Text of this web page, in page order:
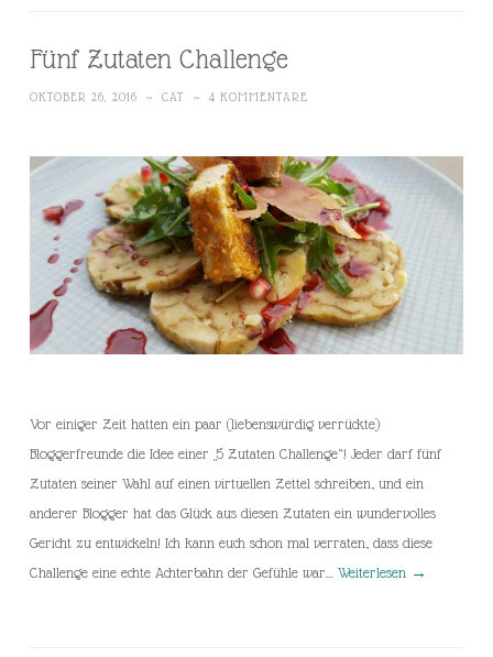
Fünf Zutaten Challenge
OKTOBER 26, 2016 ~ CAT ~ 4 KOMMENTARE
Vor einiger Zeit hatten ein paar (liebenswürdig verrückte)
Bloggerfreunde die Idee einer „5 Zutaten Challenge“! Jeder darf fünf
Zutaten seiner Wahl auf einen virtuellen Zettel schreiben, und ein
anderer Blogger hat das Glück aus diesen Zutaten ein wundervolles
Gericht zu entwickeln! Ich kann euch schon mal verraten, dass diese
Challenge eine echte Achterbahn der Gefühle war… Weiterlesen →